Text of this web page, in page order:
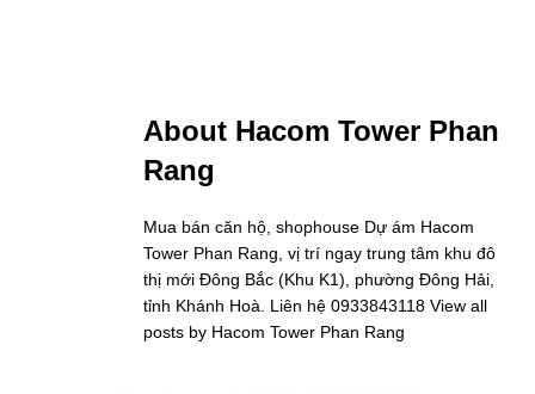
About Hacom Tower Phan
Rang
Mua bán căn hộ, shophouse Dự ám Hacom
Tower Phan Rang, vị trí ngay trung tâm khu đô
thị mới Đông Bắc (Khu K1), phường Đông Hải,
tỉnh Khánh Hoà. Liên hệ 0933843118 View all
posts by Hacom Tower Phan Rang